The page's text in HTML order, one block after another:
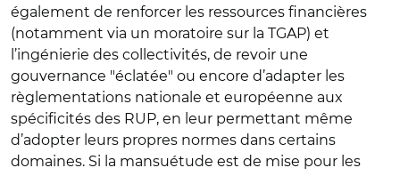
également de renforcer les ressources financières
(notamment via un moratoire sur la TGAP) et
l’ingénierie des collectivités, de revoir une
gouvernance "éclatée" ou encore d’adapter les
règlementations nationale et européenne aux
spécificités des RUP, en leur permettant même
d’adopter leurs propres normes dans certains
domaines. Si la mansuétude est de mise pour les